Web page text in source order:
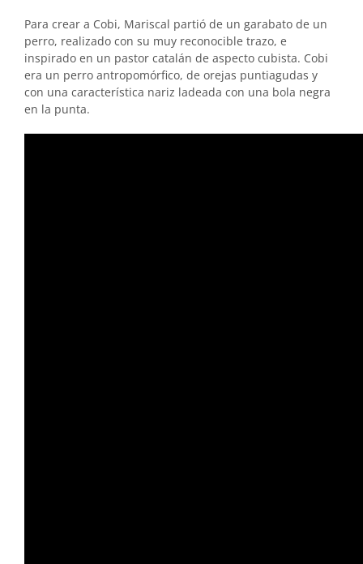
Para crear a Cobi, Mariscal partió de un garabato de un
perro, realizado con su muy reconocible trazo, e
inspirado en un pastor catalán de aspecto cubista. Cobi
era un perro antropomórfico, de orejas puntiagudas y
con una característica nariz ladeada con una bola negra
en la punta.